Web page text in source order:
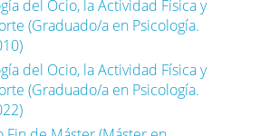
del Ocio, la Actividad Física y
(Graduado/a en Psicología.
del Ocio, la Actividad Física y
(Graduado/a en Psicología.